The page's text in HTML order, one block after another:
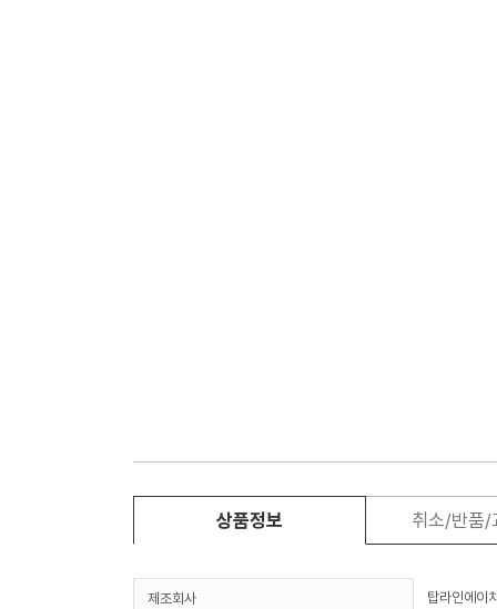
상품정보 취소/반품/
제조회사 탑라인에이